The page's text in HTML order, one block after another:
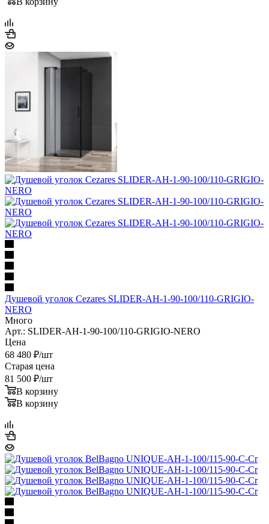
66 160₽/шт
Старая цена
78 800
В корзину
Душевой уголок Cezares SLIDER-AH-1-90-100/110-GRIGIO-
NERO
Много
Арт.: SLIDER-AH-1-90-100/110-GRIGIO-NERO
Цена
68 480₽/шт
Старая цена
81 500
В корзину